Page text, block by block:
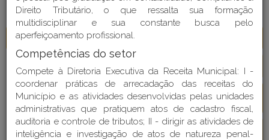
Gabinete do Prefeito e Vice-Prefeito
Comitê de Meio Ambiente e Saneamento B
ásico
Detalhes
Controladoria-Geral do Município
Direito Tributário, o que ressalta sua formação
multidisciplinar e sua constante busca pelo
aperfeiçoamento profissional.
Competências do setor
Compete à Diretoria Executiva da Receita Municipal: I -
coordenar práticas de arrecadação das receitas do
Município e as atividades desenvolvidas pelas unidades
administrativas que pratiquem atos de cadastro fiscal,
auditoria e controle de tributos; II - dirigir as atividades de
inteligência e investigação de atos de natureza penal-